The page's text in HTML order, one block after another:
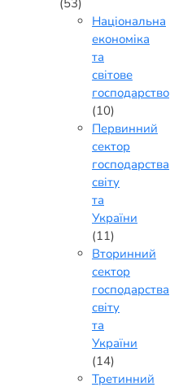
(53)
Національна
економіка
та
світове
господарство
(10)
Первинний
сектор
господарства
світу
та
України
(11)
Вторинний
сектор
господарства
світу
та
України
(14)
Третинний